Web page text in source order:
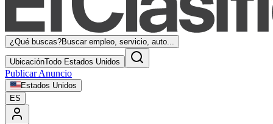
¿Qué buscas?Buscar empleo, servicio, auto...
UbicaciónTodo Estados Unidos
Publicar Anuncio
Estados Unidos
ES